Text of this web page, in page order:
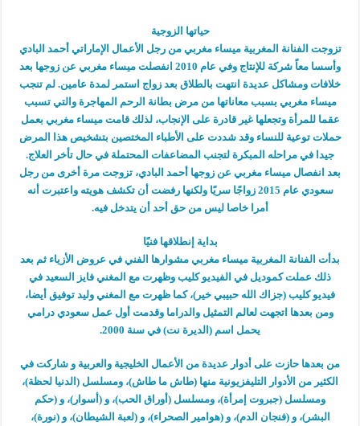
حياتها الزوجية
تزوجت الفنانة المغربية ميساء مغربي من رجل الأعمال الإماراتي أحمد البادي
وأسسا معاً شركة للإنتاج وفي عام 2010 انفصلت ميساء مغربي عن زوجها بعد
خلافات ومشاكل عديدة انتهت بالطلاق بعد زواج استمر لمدة عامين. لم تنجب
ميساء مغربي بسبب معاناتها من مرض بطانة الرحم المهاجرة والتي تسبب
عقما للمرأة وتجعلها غير قادرة على الإنجاب، لذلك قامت ميساء مغربي بعمل
حملات توعية للنساء وقد شددت على الأطباء المختصين بتشخيص هذا المرض
جيدا في مراحله المبكرة لتجنب المضاعفات المحتملة في حال تأخر العلاج.
بعد انفصال ميساء مغربي عن زوجها أحمد البادي، تزوجت مرة أخرى من رجل
سعودي عام 2015 زواجًا سريًا ولكنها رفضت أن تكشف هويته واعتبرت أنه
أمرا خاصا ليس من حق أحد أن يتدخل فيه.
بداية إنطلاقها فنيًا
بدأت الفنانة المغربية ميساء مغربي مشوارها الفني في عروض الأزياء ثم بعد
ذلك عملت كموديل في الفيديو كليب وظهرت مع المغني فايز السعيد في
فيديو كليب (جزاك الله حبيبي خير)، كما ظهرت مع المغني وليد توفيق أيضا،
ومن بعدها اتجهت لعالم التمثيل والدراما وقدمت أول عمل سعودي درامي
يحمل اسم (الديرة نت) في سنة 2000.
من بعدها حازت على أدوار عديدة من الأعمال الخليجية والعربية و شاركت في
الكثير من الأدوار التليفزيونية منها (طاش ما طاش)، ومسلسل (الدنيا لحظة)،
ومسلسل (جبروت إمرأة)، ومسلسل (أوراق الحب)، و (أسوار)، و (حكم
البشر)، و (فنجان الدم)، و (هوامير الصحراء)، و (لعبة الشيطان)، و (نورة)،